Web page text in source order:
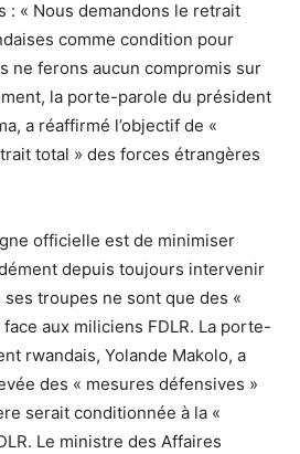
: « Nous demandons le retrait
comme condition pour
ne ferons aucun compromis sur
la porte-parole du président
a réaffirmé l’objectif de «
total » des forces étrangères
officielle est de minimiser
depuis toujours intervenir
troupes ne sont que des «
aux miliciens FDLR. La porte-
rwandais, Yolande Makolo, a
des « mesures défensives »
serait conditionnée à la «
Le ministre des Affaires